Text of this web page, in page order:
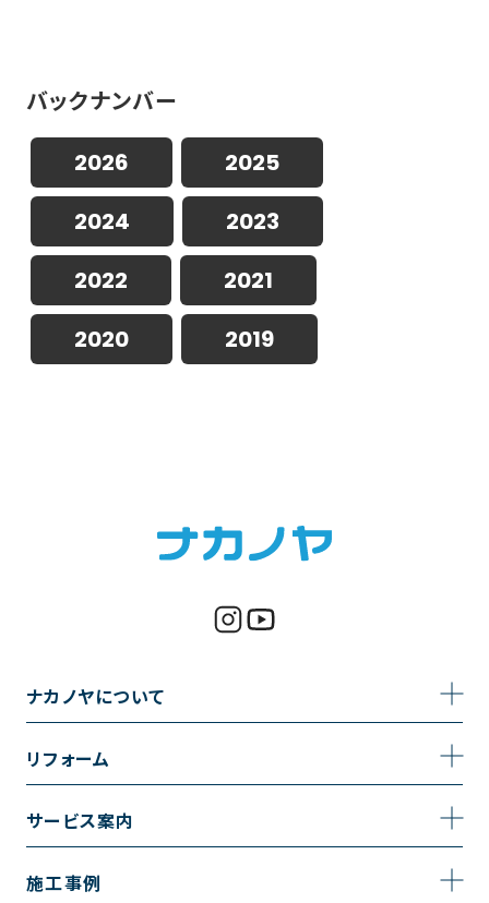
バックナンバー
2026
2025
2024
2023
2022
2021
2020
2019
ナカノヤについて
採用情報
リフォーム
トイレのリフォーム
サービス案内
サービスの流れ
施工事例